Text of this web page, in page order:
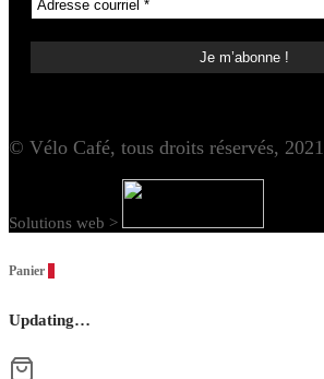
© Vélo Café, tous droits réservés, 2021
Solutions web >
Panier
Updating…